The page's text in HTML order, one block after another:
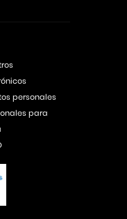
personales
para